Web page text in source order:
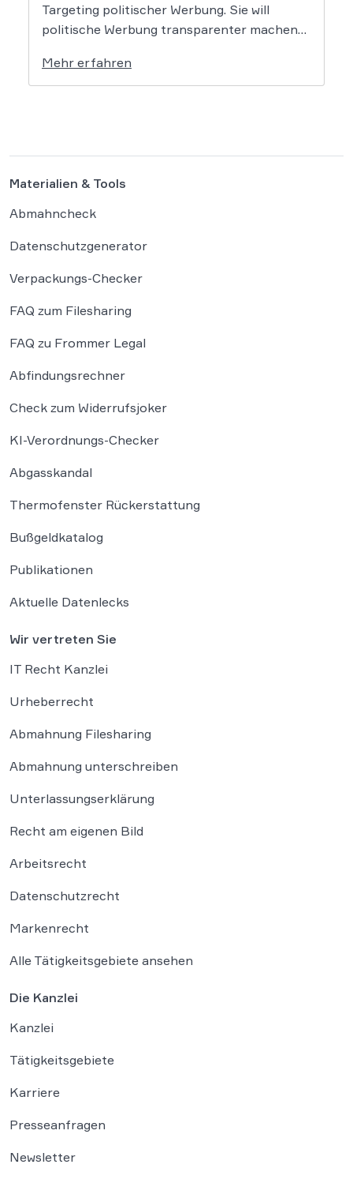
Targeting politischer Werbung. Sie will
politische Werbung transparenter machen
sensibler Daten. Die Regierung will die
Verordnung in Deutschland nun ergänzen.
Mehr erfahren
Materialien & Tools
Abmahncheck
Datenschutzgenerator
Verpackungs-Checker
FAQ zum Filesharing
FAQ zu Frommer Legal
Abfindungsrechner
Check zum Widerrufsjoker
KI-Verordnungs-Checker
Abgasskandal
Thermofenster Rückerstattung
Bußgeldkatalog
Publikationen
Aktuelle Datenlecks
Wir vertreten Sie
IT Recht Kanzlei
Urheberrecht
Abmahnung Filesharing
Abmahnung unterschreiben
Unterlassungserklärung
Recht am eigenen Bild
Arbeitsrecht
Datenschutzrecht
Markenrecht
Alle Tätigkeitsgebiete ansehen
Die Kanzlei
Kanzlei
Tätigkeitsgebiete
Karriere
Presseanfragen
Newsletter